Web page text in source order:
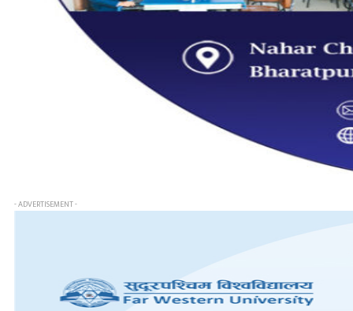
- ADVERTISEMENT -